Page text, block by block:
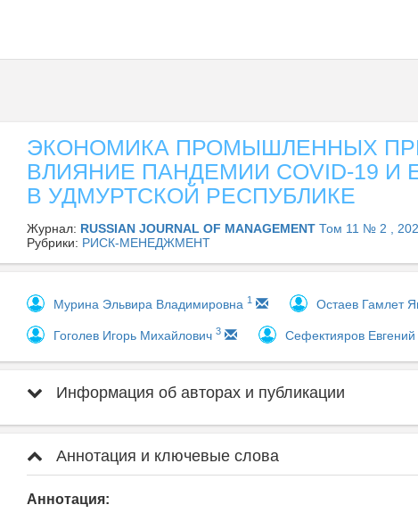
ЭКОНОМИКА ПРОМЫШЛЕННЫХ
ВЛИЯНИЕ ПАНДЕМИИ COVID-19 И
В УДМУРТСКОЙ РЕСПУБЛИКЕ
Журнал: RUSSIAN JOURNAL OF MANAGEMENT Том 11 № 2 ,
Рубрики: РИСК-МЕНЕДЖМЕНТ
Мурина Эльвира Владимировна 1 Остаев Гамлет
Гоголев Игорь Михайлович 3 Сефектияров
Информация об авторах и публикации
Аннотация и ключевые слова
Аннотация: